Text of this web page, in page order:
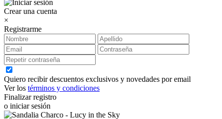
Crear una cuenta
×
Registrarme
Quiero recibir descuentos exclusivos y novedades por email
Ver los términos y condiciones
Finalizar registro
o iniciar sesión